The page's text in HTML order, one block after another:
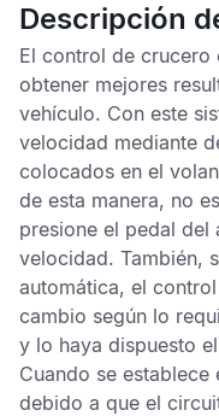
Descripción
El control de crucero
obtener mejores
vehículo. Con este
velocidad mediante
colocados en el
de esta manera, no
presione el pedal del
velocidad. También,
automática, el
cambio según lo
y lo haya dispuesto
Cuando se establece
debido a que el